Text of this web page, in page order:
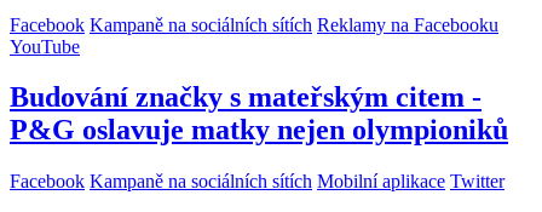
Facebook Kampaně na sociálních sítích Reklamy na Facebooku
YouTube
Budování značky s mateřským citem -
P&G oslavuje matky nejen olympioniků
Facebook Kampaně na sociálních sítích Mobilní aplikace Twitter